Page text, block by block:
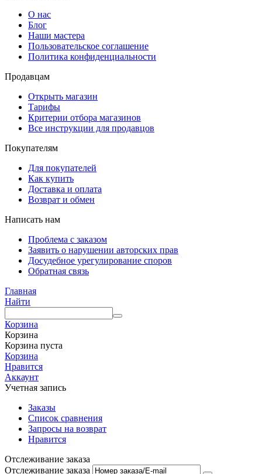
О нас
Блог
Наши мастера
Пользовательское соглашение
Политика конфиденциальности
Продавцам
Открыть магазин
Тарифы
Критерии отбора магазинов
Все инструкции для продавцов
Покупателям
Для покупателей
Как купить
Доставка и оплата
Возврат и обмен
Написать нам
Проблема с заказом
Заявить о нарушении авторских прав
Досудебное урегулирование споров
Обратная связь
Главная
Найти
Корзина
Корзина
Корзина пуста
Корзина
Нравится
Аккаунт
Учетная запись
Заказы
Список сравнения
Запросы на возврат
Нравится
Отслеживание заказа
Отслеживание заказа